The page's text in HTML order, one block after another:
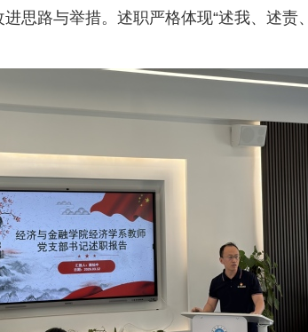
思路与举措。述职严格体现“述我、述责